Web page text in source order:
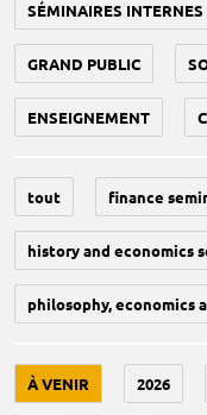
SÉMINAIRES INTERNES
GRAND PUBLIC
ENSEIGNEMENT
tout finance
history and economics
philosophy, economics
À VENIR 2026